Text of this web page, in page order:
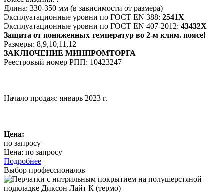
Длина: 330-350 мм (в зависимости от размера)
Эксплуатационные уровни по ГОСТ EN 388: 2541Х
Эксплуатационные уровни по ГОСТ EN 407-2012: 43432Х
Защита от пониженных температур во 2-м клим. поясе!
Размеры: 8,9,10,11,12
ЗАКЛЮЧЕНИЕ МИНПРОМТОРГА
Реестровый номер РПП: 10423247
Начало продаж: январь 2023 г.
Цена:
по запросу
Цена: по запросу
Подробнее
Выбор профессионалов